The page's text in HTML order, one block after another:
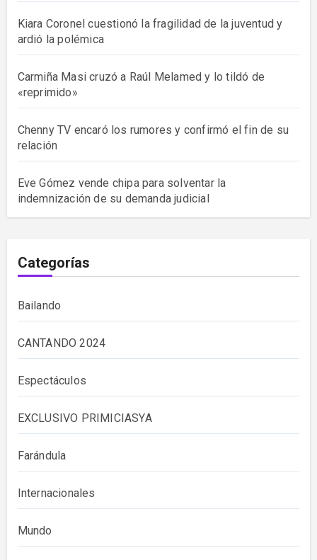
Kiara Coronel cuestionó la fragilidad de la juventud y
ardió la polémica
Carmiña Masi cruzó a Raúl Melamed y lo tildó de
«reprimido»
Chenny TV encaró los rumores y confirmó el fin de su
relación
Eve Gómez vende chipa para solventar la
indemnización de su demanda judicial
Categorías
Bailando
CANTANDO 2024
Espectáculos
EXCLUSIVO PRIMICIASYA
Farándula
Internacionales
Mundo